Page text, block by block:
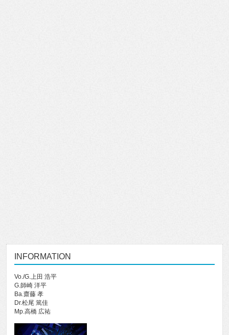
INFORMATION
Vo./G.上田 浩平
G.師崎 洋平
Ba.齋藤 孝
Dr.松尾 篤佳
Mp.高橋 広祐